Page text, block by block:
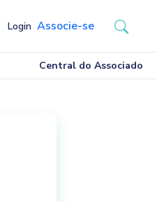
Login Associe-se
Central do Associado